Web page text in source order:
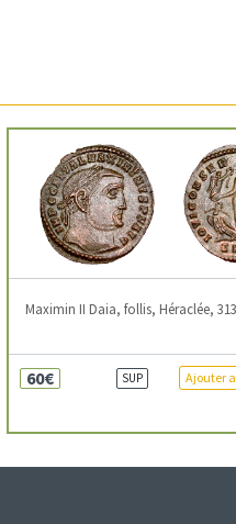
Maximin II Daia, follis, Héraclée, 313
60€ SUP Ajouter